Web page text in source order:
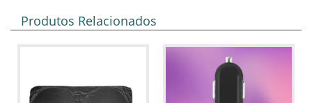
Produtos Relacionados